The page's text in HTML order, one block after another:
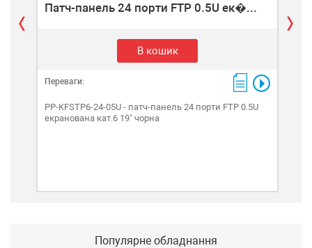
Патч-панель 24 порти FTP 0.5U ек�...
В кошик
Переваги:
PP-KFSTP6-24-05U - патч-панель 24 порти FTP 0.5U
екранована кат.6 19" чорна
Популярне обладнання